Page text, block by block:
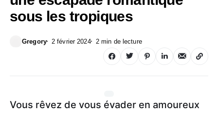
sous les tropiques
Gregory 2 février 2024 2 min de lecture
Vous rêvez de vous évader en amoureux